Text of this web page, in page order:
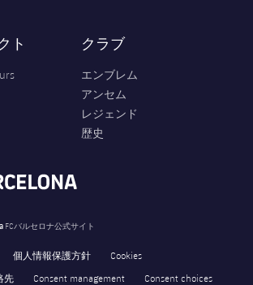
ト クラブ
エンブレム
アンセム
レジェンド
歴史
FCバルセロナ公式サイト
個人情報保護方針
Cookies
先
Consent management Consent choices